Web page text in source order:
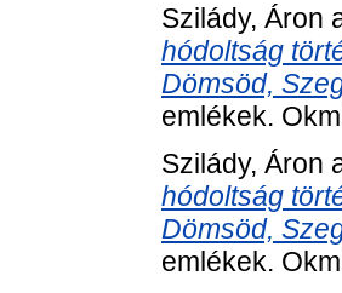
Szilády, Áron
hódoltság
Dömsöd,
emlékek.
Szilády, Áron
hódoltság
Dömsöd,
emlékek.